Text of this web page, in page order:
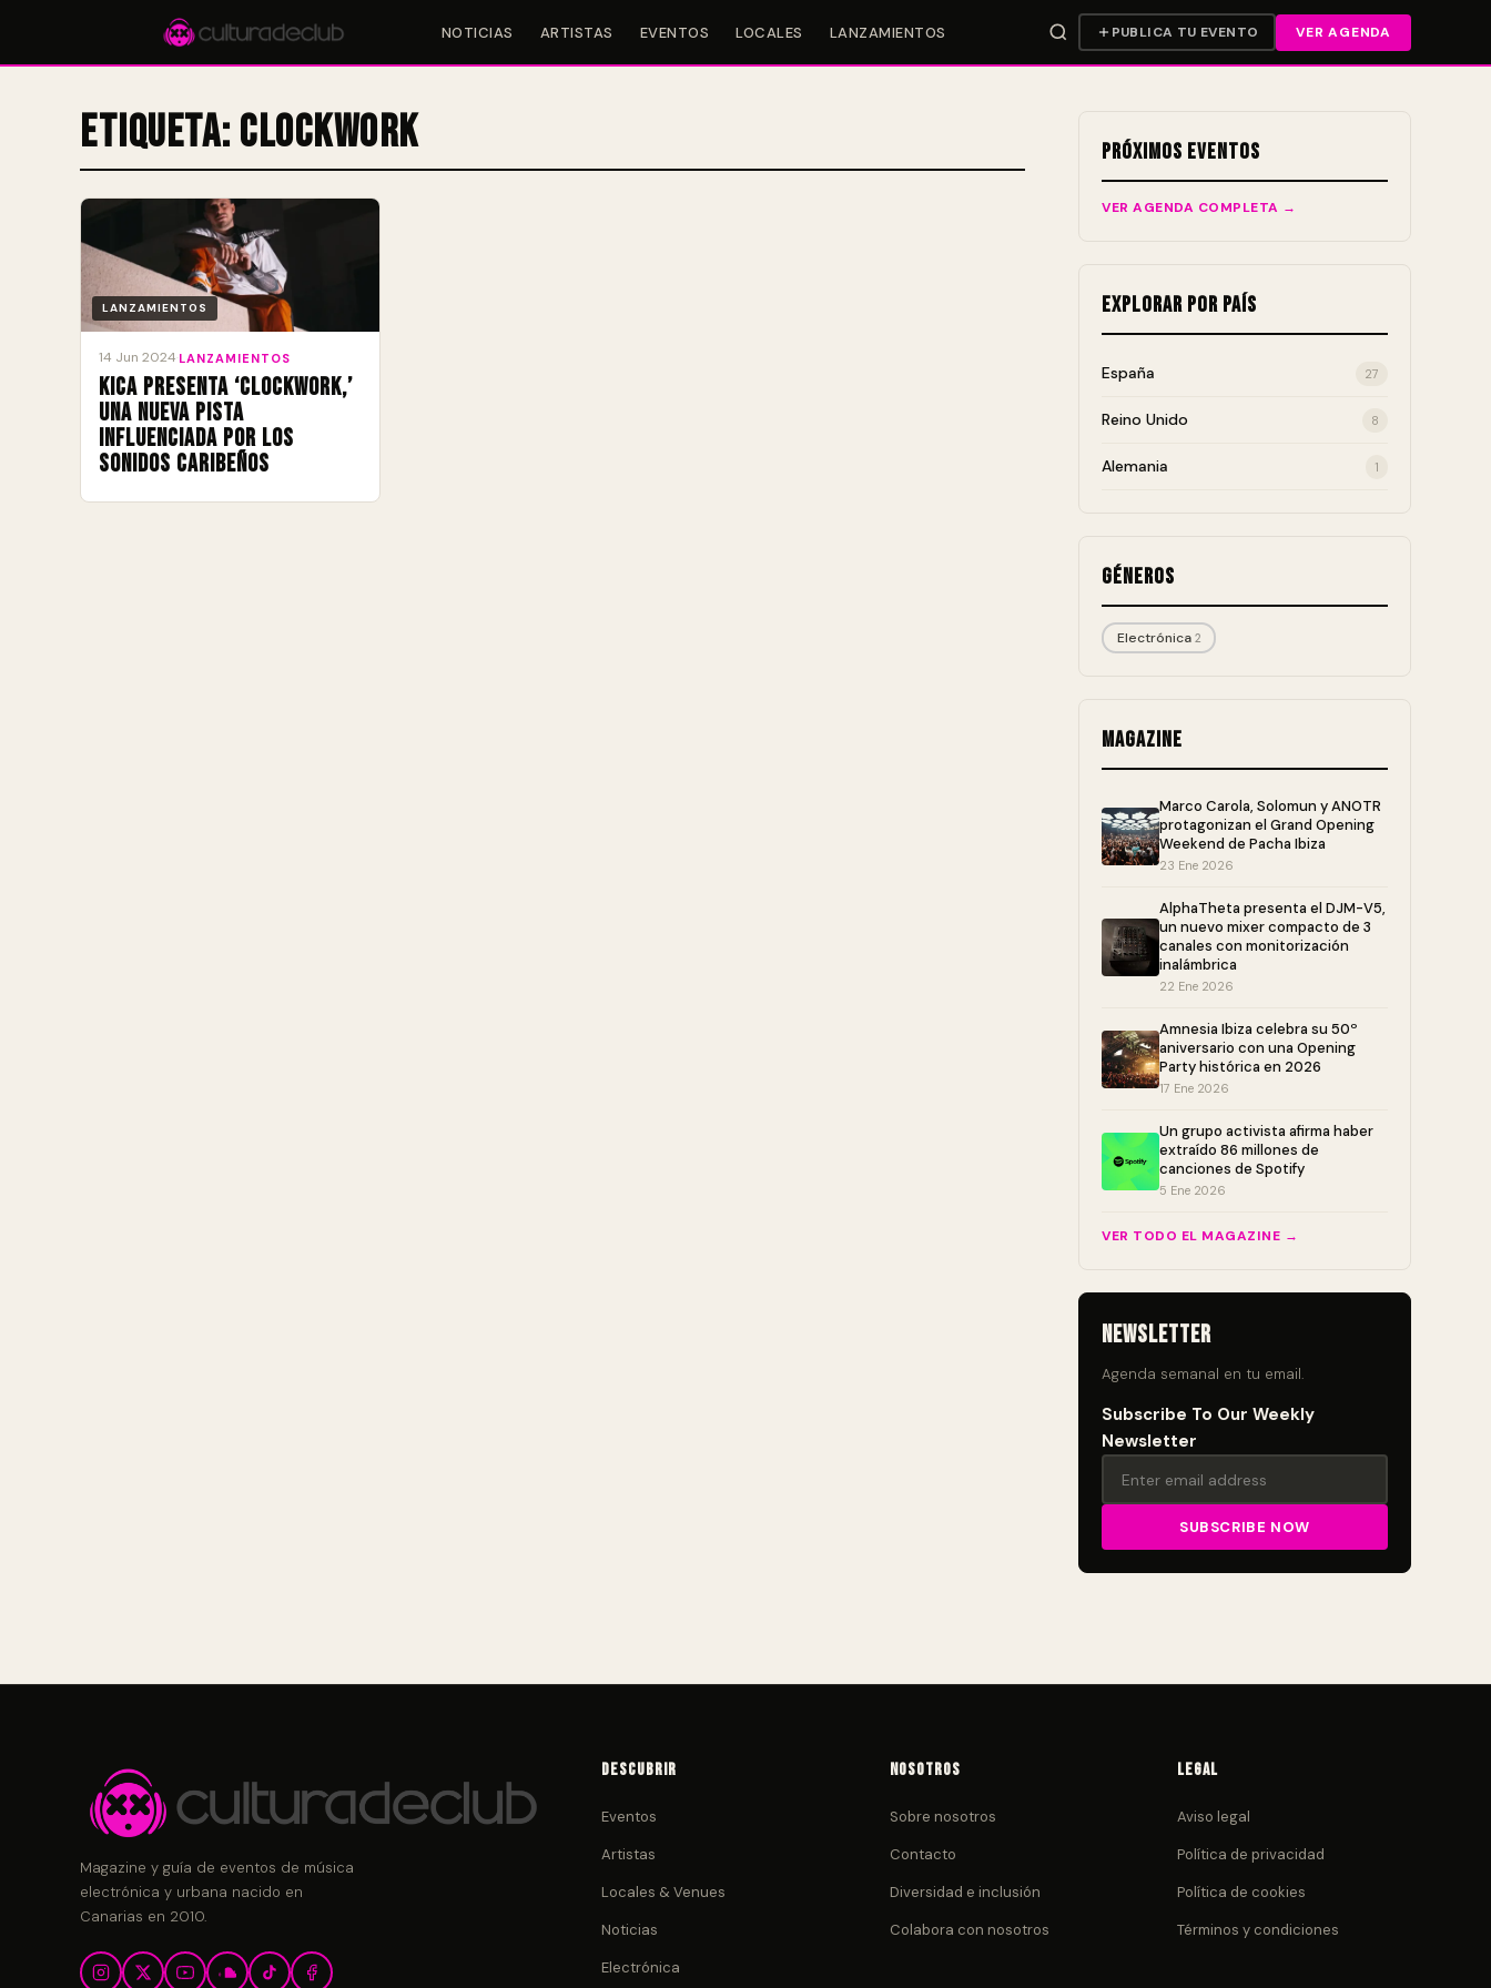
NOTICIAS ARTISTAS EVENTOS LOCALES LANZAMIENTOS PUBLICA TU EVENTO VER AGENDA
Accesos rápidos:
Etiqueta: Clockwork
LANZAMIENTOS
14 Jun 2024 LANZAMIENTOS
KICA presenta ‘Clockwork,’
una nueva pista
influenciada por los
sonidos caribeños
Próximos Eventos
VER AGENDA COMPLETA →
Explorar por País
España 27
Reino Unido 8
Alemania 1
Géneros
Electrónica 2
Magazine
Marco Carola, Solomun y ANOTR
protagonizan el Grand Opening
Weekend de Pacha Ibiza
23 Ene 2026
AlphaTheta presenta el DJM-V5,
un nuevo mixer compacto de 3
canales con monitorización
inalámbrica
22 Ene 2026
Amnesia Ibiza celebra su 50º
aniversario con una Opening
Party histórica en 2026
17 Ene 2026
Un grupo activista afirma haber
extraído 86 millones de
canciones de Spotify
5 Ene 2026
VER TODO EL MAGAZINE →
Newsletter
Agenda semanal en tu email.
Subscribe To Our Weekly
Newsletter
Magazine y guía de eventos de música
electrónica y urbana nacido en
Canarias en 2010.
Descubrir
Eventos
Artistas
Locales & Venues
Noticias
Electrónica
Nosotros
Sobre nosotros
Contacto
Diversidad e inclusión
Colabora con nosotros
Legal
Aviso legal
Política de privacidad
Política de cookies
Términos y condiciones